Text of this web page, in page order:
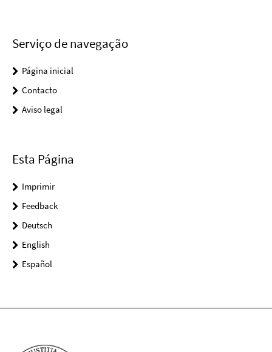
Serviço de navegação
Página inicial
Contacto
Aviso legal
Esta Página
Imprimir
Feedback
Deutsch
English
Español